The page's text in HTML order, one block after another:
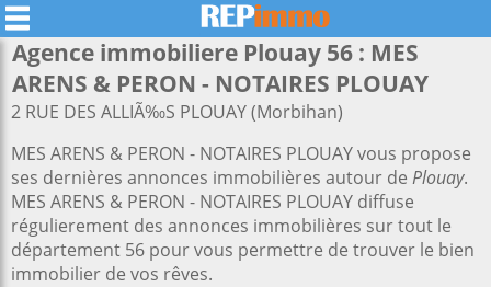
Agence immobiliere Plouay 56 : MES
ARENS & PERON - NOTAIRES PLOUAY
2 RUE DES ALLIÃ‰S PLOUAY (Morbihan)
MES ARENS & PERON - NOTAIRES PLOUAY vous propose
ses dernières annonces immobilières autour de Plouay.
MES ARENS & PERON - NOTAIRES PLOUAY diffuse
régulierement des annonces immobilières sur tout le
département 56 pour vous permettre de trouver le bien
immobilier de vos rêves.